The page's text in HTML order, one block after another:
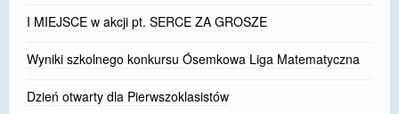
I MIEJSCE w akcji pt. SERCE ZA GROSZE
Wyniki szkolnego konkursu Ósemkowa Liga Matematyczna
Dzień otwarty dla Pierwszoklasistów